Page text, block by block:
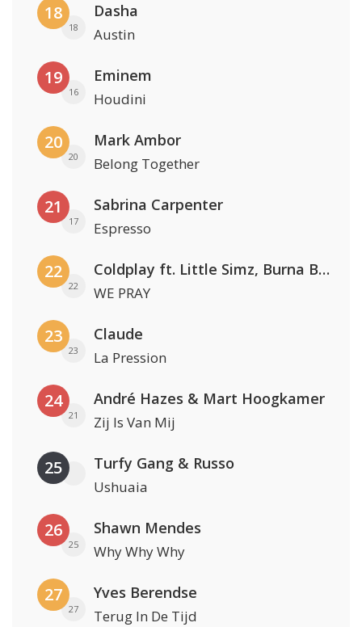
18
18
Dasha
Austin
19
16
Eminem
Houdini
20
20
Mark Ambor
Belong Together
21
17
Sabrina Carpenter
Espresso
22
22
Coldplay ft. Little Simz, Burna Boy, Elyanna & Tini
WE PRAY
23
23
Claude
La Pression
24
21
André Hazes & Mart Hoogkamer
Zij Is Van Mij
25 Turfy Gang & Russo
Ushuaia
26
25
Shawn Mendes
Why Why Why
27
27
Yves Berendse
Terug In De Tijd